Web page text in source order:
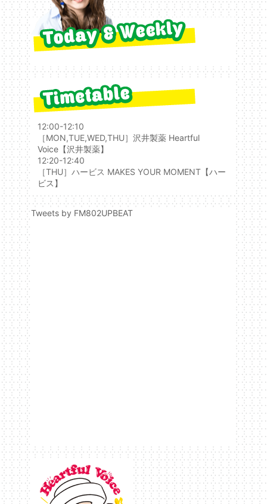
12:00-12:10
［MON,TUE,WED,THU］ 沢井製薬 Heartful
Voice【沢井製薬】
12:20-12:40
［THU］ハービス MAKES YOUR MOMENT【ハー
ビス】
Tweets by FM802UPBEAT